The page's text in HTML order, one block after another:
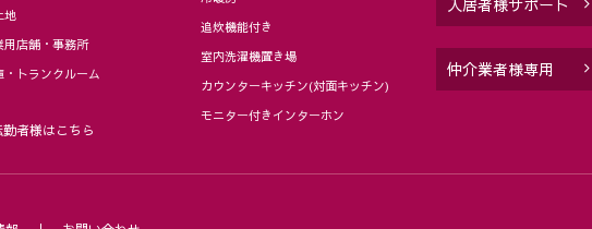
地
用店舗・事務所
・トランクルーム
者様はこちら
追炊機能付き
室内洗濯機置き場
カウンターキッチン(対面キッチン)
モニター付きインターホン
入居者様サポート
仲介業者様専用